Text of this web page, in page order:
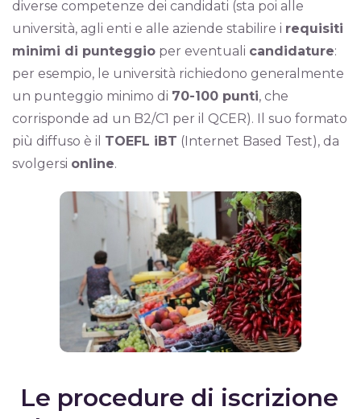
diverse competenze dei candidati (sta poi alle
università, agli enti e alle aziende stabilire i requisiti
minimi di punteggioper eventuali candidature:
per esempio, le università richiedono generalmente
un punteggio minimo di 70-100 punti, che
corrisponde ad un B2/C1 per il QCER). Il suo formato
più diffuso è il TOEFL iBT (Internet Based Test), da
svolgersi online.
Le procedure di iscrizione